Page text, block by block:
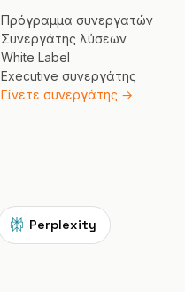
Πρόγραμμα συνεργατών
Συνεργάτης λύσεων
White Label
Executive συνεργάτης
Γίνετε συνεργάτης →
Perplexity